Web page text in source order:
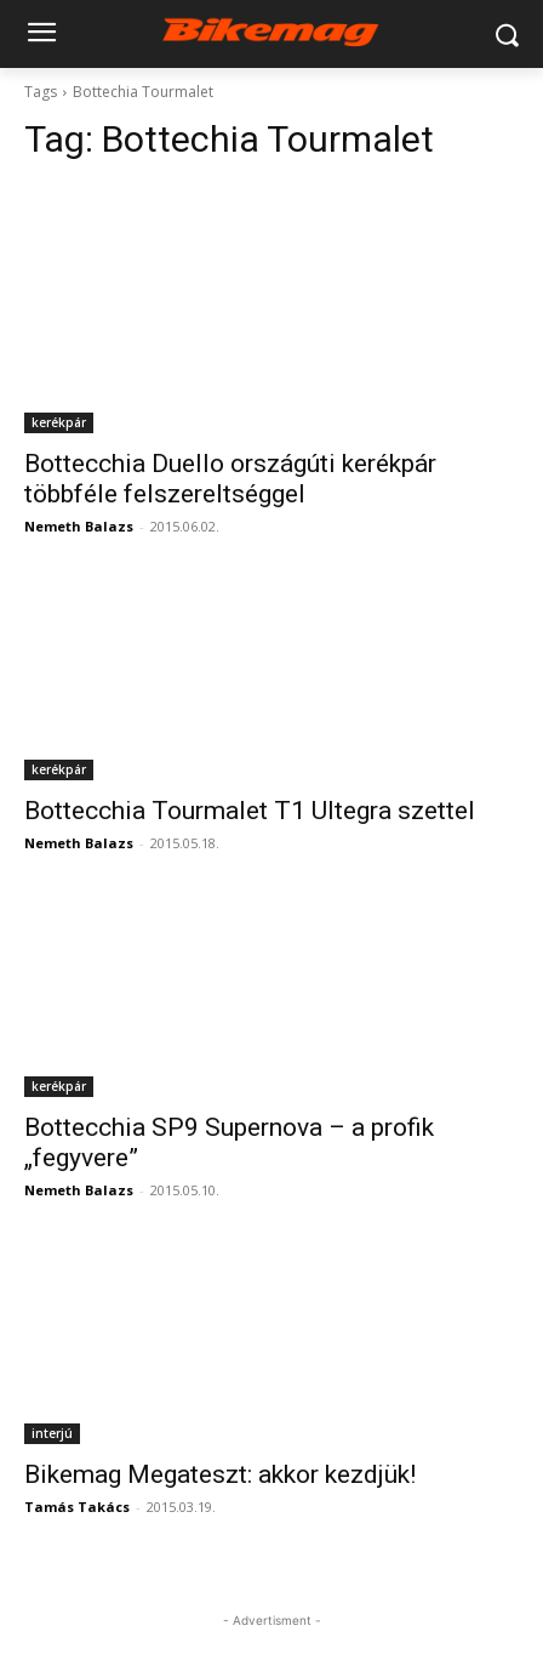
Tags Bottechia Tourmalet
Tag: Bottechia Tourmalet
kerékpár
Bottecchia Duello országúti kerékpár
többféle felszereltséggel
Nemeth Balazs - 2015.06.02.
kerékpár
Bottecchia Tourmalet T1 Ultegra szettel
Nemeth Balazs - 2015.05.18.
kerékpár
Bottecchia SP9 Supernova – a profik
„fegyvere”
Nemeth Balazs - 2015.05.10.
interjú
Bikemag Megateszt: akkor kezdjük!
Tamás Takács - 2015.03.19.
- Advertisment -